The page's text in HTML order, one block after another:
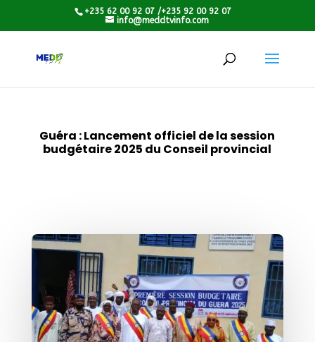
+235 62 00 92 07 /+235 92 00 92 07
info@meddtvinfo.com
Guéra : Lancement officiel de la session
budgétaire 2025 du Conseil provincial